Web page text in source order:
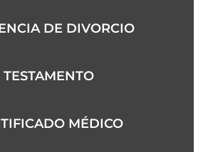
DE DIVORCIO
TESTAMENTO
MÉDICO